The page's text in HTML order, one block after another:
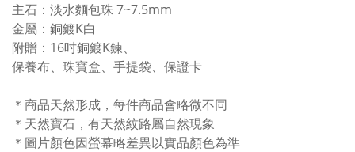
主石：淡水麵包珠 7~7.5mm
金屬：銅鍍K白
附贈：16吋銅鍍K鍊、
保養布、珠寶盒、手提袋、保證卡
＊商品天然形成，每件商品會略微不同
＊天然寶石，有天然紋路屬自然現象
＊圖片顏色因螢幕略差異以實品顏色為準